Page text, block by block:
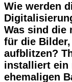
Wie werden
Was sind die
für die
aufblitzen?
installiert ein
ehemaligen